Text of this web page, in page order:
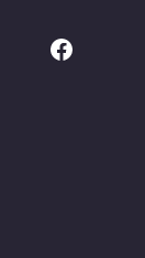
Facebook